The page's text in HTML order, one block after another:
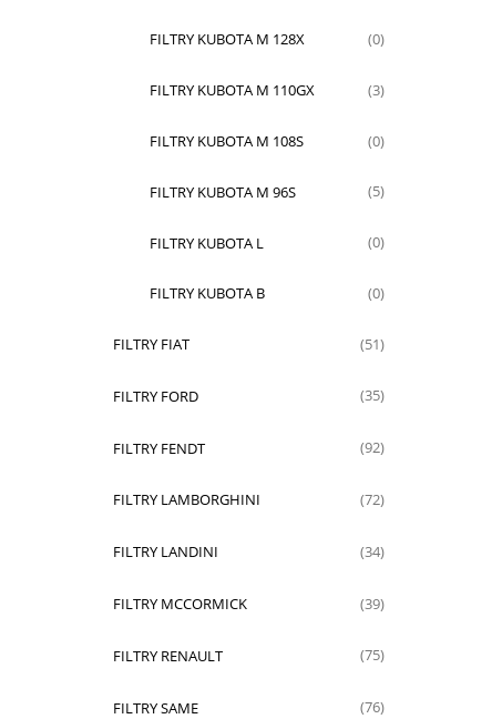
FILTRY KUBOTA M 128X (0)
FILTRY KUBOTA M 110GX (3)
FILTRY KUBOTA M 108S (0)
FILTRY KUBOTA M 96S (5)
FILTRY KUBOTA L (0)
FILTRY KUBOTA B (0)
FILTRY FIAT (51)
FILTRY FORD (35)
FILTRY FENDT (92)
FILTRY LAMBORGHINI (72)
FILTRY LANDINI (34)
FILTRY MCCORMICK (39)
FILTRY RENAULT (75)
FILTRY SAME (76)